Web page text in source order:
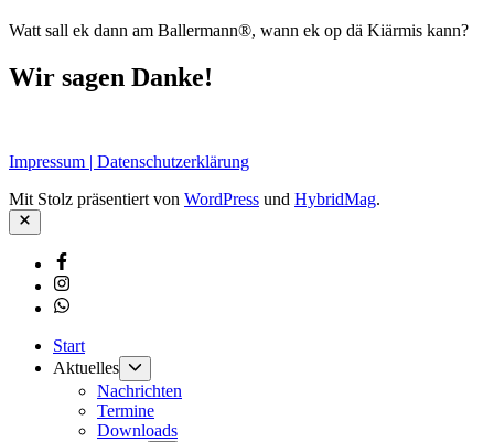
Watt sall ek dann am Ballermann®, wann ek op dä Kiärmis kann?
Wir sagen Danke!
Impressum | Datenschutzerklärung
Mit Stolz präsentiert von WordPress und HybridMag.
Schließen
Facebook
Instagram
Whatsapp
Start
Aktuelles
anzeigen
Nachrichten
Termine
Downloads